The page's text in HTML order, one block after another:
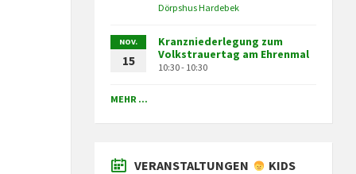
Dörpshus Hardebek
NOV.
15
Kranzniederlegung zum
Volkstrauertag am Ehrenmal
10:30 - 10:30
MEHR ...
VERANSTALTUNGEN KIDS